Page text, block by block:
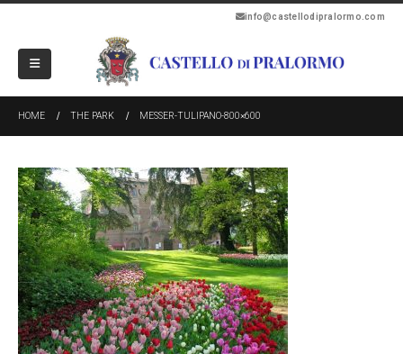
info@castellodipralormo.com
HOME THE PARK MESSER-TULIPANO-800×600